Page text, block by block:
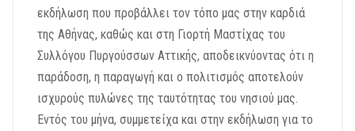
εκδήλωση που προβάλλει τον τόπο μας στην καρδιά
της Αθήνας, καθώς και στη Γιορτή Μαστίχας του
Συλλόγου Πυργούσσων Αττικής, αποδεικνύοντας ότι η
παράδοση, η παραγωγή και ο πολιτισμός αποτελούν
ισχυρούς πυλώνες της ταυτότητας του νησιού μας.
Εντός του μήνα, συμμετείχα και στην εκδήλωση για το